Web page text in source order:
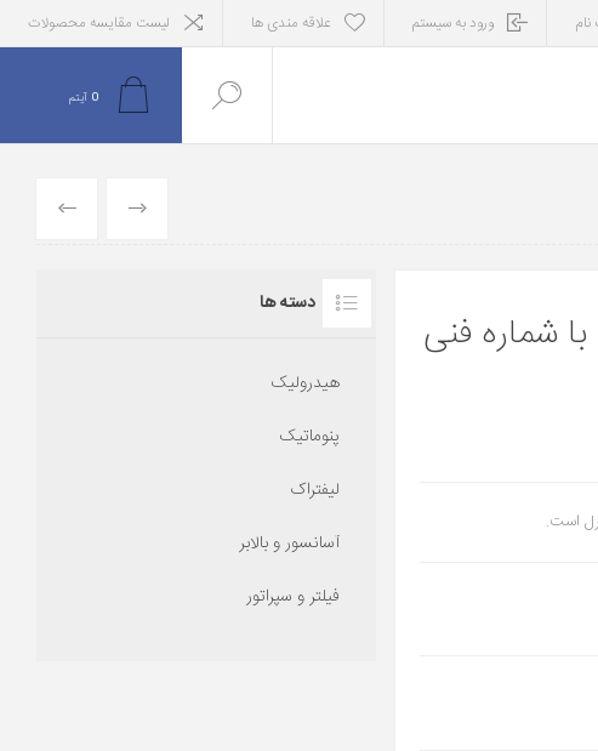
ورود به سیستم علاقه مندی ها لیست مقایسه محصولات
0 آیتم
بعدی
شاکو با شماره فنی
است.
دسته ها
هیدرولیک
پنوماتیک
لیفتراک
آسانسور و بالابر
فیلتر و سپراتور